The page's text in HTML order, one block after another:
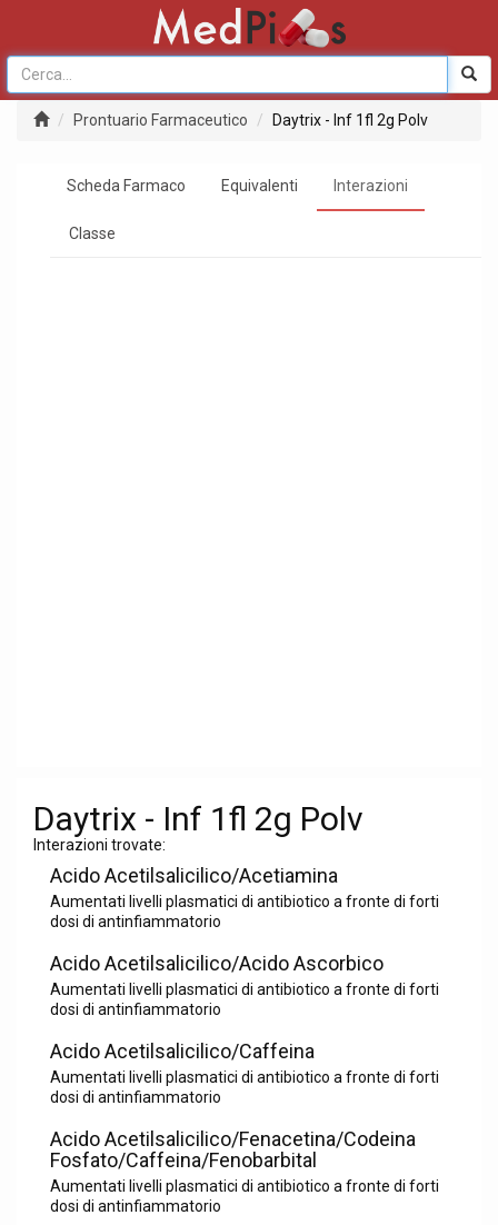
Prontuario Farmaceutico Daytrix - Inf 1fl 2g Polv
Scheda Farmaco Equivalenti Interazioni
Classe
Daytrix - Inf 1fl 2g Polv
Interazioni trovate:
Acido Acetilsalicilico/Acetiamina
Aumentati livelli plasmatici di antibiotico a fronte di forti
dosi di antinfiammatorio
Acido Acetilsalicilico/Acido Ascorbico
Aumentati livelli plasmatici di antibiotico a fronte di forti
dosi di antinfiammatorio
Acido Acetilsalicilico/Caffeina
Aumentati livelli plasmatici di antibiotico a fronte di forti
dosi di antinfiammatorio
Acido Acetilsalicilico/Fenacetina/Codeina
Fosfato/Caffeina/Fenobarbital
Aumentati livelli plasmatici di antibiotico a fronte di forti
dosi di antinfiammatorio